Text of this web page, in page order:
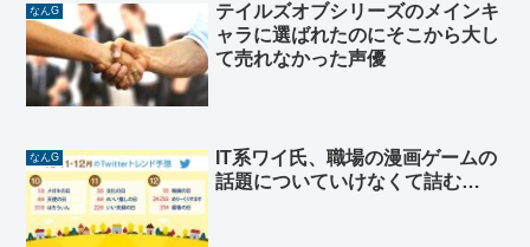
なんG
テイルズオブシリーズのメインキ
ャラに選ばれたのにそこから大し
て売れなかった声優
なんG
IT系ワイ氏、職場の漫画ゲームの
話題についていけなくて詰む…